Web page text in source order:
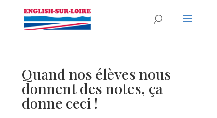
Quand nos élèves nous
donnent des notes, ça
donne ceci !